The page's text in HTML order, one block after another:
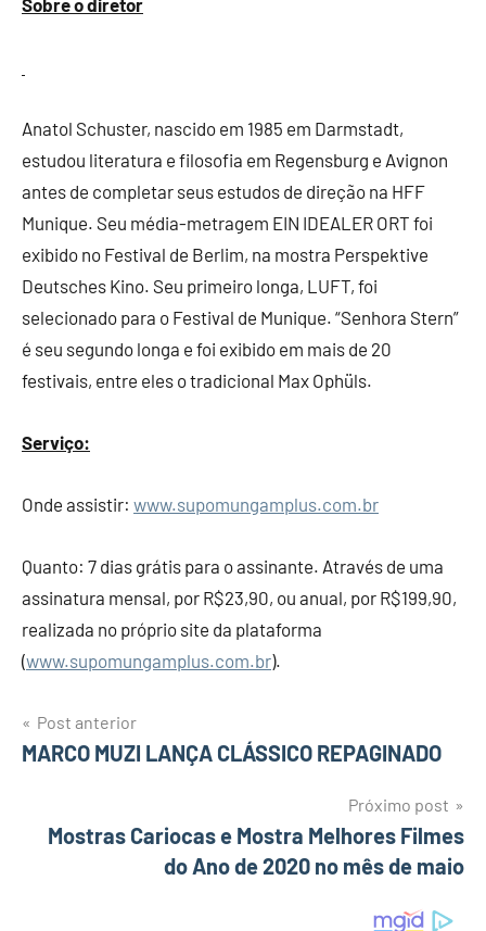
Sobre o diretor
Anatol Schuster, nascido em 1985 em Darmstadt,
estudou literatura e filosofia em Regensburg e Avignon
antes de completar seus estudos de direção na HFF
Munique. Seu média-metragem EIN IDEALER ORT foi
exibido no Festival de Berlim, na mostra Perspektive
Deutsches Kino. Seu primeiro longa, LUFT, foi
selecionado para o Festival de Munique. “Senhora Stern”
é seu segundo longa e foi exibido em mais de 20
festivais, entre eles o tradicional Max Ophüls.
Serviço:
Onde assistir: www.supomungamplus.com.br
Quanto: 7 dias grátis para o assinante. Através de uma
assinatura mensal, por R$23,90, ou anual, por R$199,90,
realizada no próprio site da plataforma
(www.supomungamplus.com.br).
Navegação
Post
Post anterior
MARCO MUZI LANÇA CLÁSSICO REPAGINADO
Próximo post
Mostras Cariocas e Mostra Melhores Filmes
do Ano de 2020 no mês de maio